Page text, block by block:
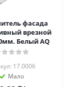
фасада
врезной
Белый AQ
17.0006
Мало